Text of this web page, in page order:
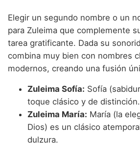
Elegir un segundo nombre o un
para Zuleima que complemente
tarea gratificante. Dada su
combina muy bien con nombres
modernos, creando una fusión
Zuleima Sofía: Sofía
toque clásico y de distinción.
Zuleima María: María (la
Dios) es un clásico
dulzura.